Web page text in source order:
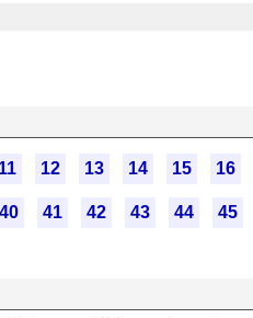
11 12 13 14 15 16
40 41 42 43 44 45